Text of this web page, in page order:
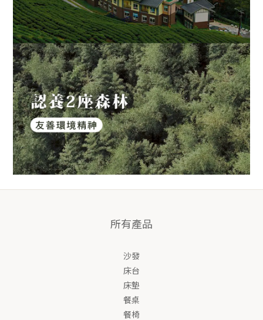
所有產品
沙發
床台
床墊
餐桌
餐椅